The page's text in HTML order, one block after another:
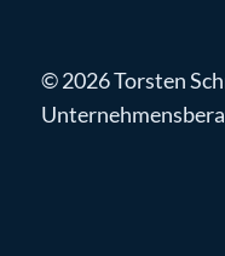
© 2026 Torsten